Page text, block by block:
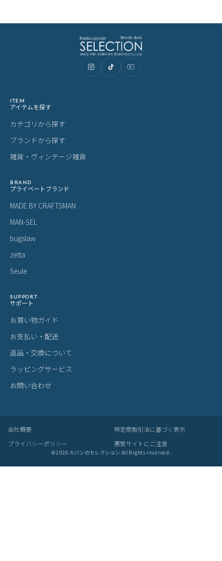
ITEM
アイテムを探す
カテゴリから探す
ブランドから探す
雑貨・ヴィンテージ雑貨
BRAND
プライベートブランド
MADE BY CRAFTSMAN
MAN-SEL
bugslaw
zetta
Seule
SUPPORT
サポート
お買い物ガイド
お支払い・配送
返品・交換について
ラッピングサービス
お問い合わせ
会社概要
特定商取引法に基づく表示
プライバシーポリシー
悪質サイトにご注意
©2026 カバンのセレクション All Rights reserved.